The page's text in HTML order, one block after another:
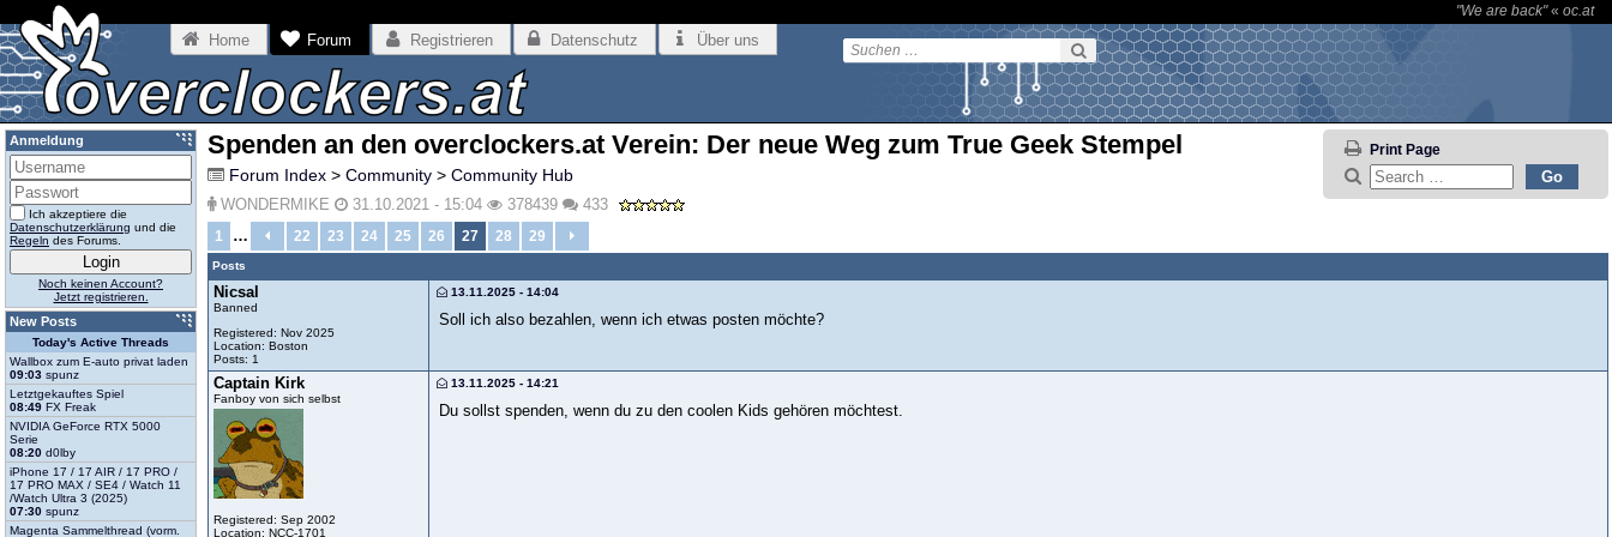
"We are back"« oc.at
Home Forum Registrieren Datenschutz Über uns
Spenden an den overclockers.at Verein: Der neue Weg zum True Geek Stempel Print Page
Forum Index > Community > Community Hub
WONDERMIKE 31.10.2021 - 15:04 378439 433
1 … 22 23 24 25 26 27 28 29
Posts
Nicsal
Banned
Registered: Nov 2025
Location: Boston
Posts: 1
13.11.2025 - 14:04
Soll ich also bezahlen, wenn ich etwas posten möchte?
Captain Kirk
Fanboy von sich selbst
Registered: Sep 2002
Location: NCC-1701
13.11.2025 - 14:21
Du sollst spenden, wenn du zu den coolen Kids gehören möchtest.
Anmeldung
Ich akzeptiere die
Datenschutzerklärung und die
Regeln des Forums.
Noch keinen Account?
Jetzt registrieren.
New Posts
Today's Active Threads
Wallbox zum E-auto privat laden
09:03 spunz
Letztgekauftes Spiel
08:49 FX Freak
NVIDIA GeForce RTX 5000
Serie
08:20 d0lby
iPhone 17 / 17 AIR / 17 PRO /
17 PRO MAX / SE4 / Watch 11
/Watch Ultra 3 (2025)
07:30 spunz
Magenta Sammelthread (vorm.